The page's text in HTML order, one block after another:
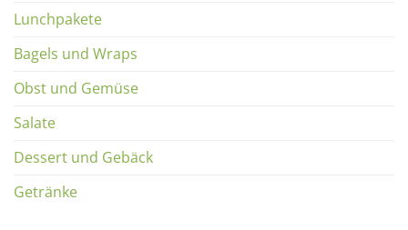
Lunchpakete
Bagels und Wraps
Obst und Gemüse
Salate
Dessert und Gebäck
Getränke